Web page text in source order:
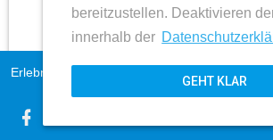
bereitzustellen. Deaktivieren
innerhalb der
GEHT KLAR
Erlebnisland Sachsen-Anhalt